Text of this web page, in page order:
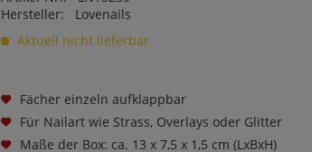
Hersteller:
Lovenails
Aktuell nicht lieferbar
Fächer einzeln aufklappbar
Für Nailart wie Strass, Overlays oder Glitter
Maße der Box: ca. 13 x 7,5 x 1,5 cm (LxBxH)